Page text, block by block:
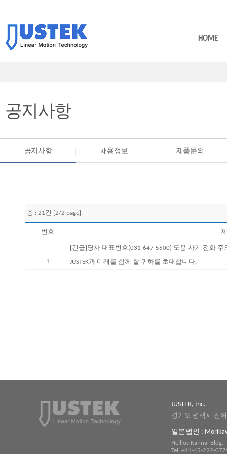
HOME
공지사항
공지사항 채용정보 제품문의
총 : 21건 [2/2 page]
번호
[긴급]당사 대표번호(031-647-5500) 도용 사기 전화 주
1 JUSTEK과 미래를 함께 할 귀하를 초대합니다.
JUSTEK, Inc.
경기도 평택시 진
일본법인 :
Hellios Kannai
Tel. +81-45-222-